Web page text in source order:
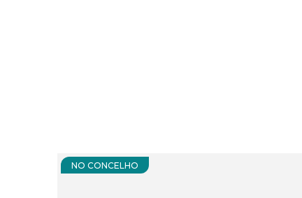
NO CONCELHO